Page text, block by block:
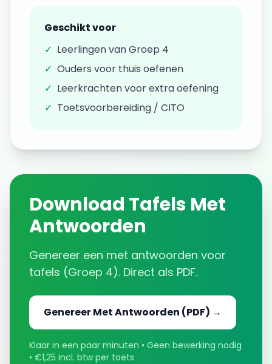
Geschikt voor
✓ Leerlingen vanGroep 4
✓ Ouders voor thuis oefenen
✓ Leerkrachten voor extra oefening
✓ Toetsvoorbereiding / CITO
Download Tafels Met
Antwoorden
Genereer een met antwoorden voor
tafels (Groep 4). Direct als PDF.
GenereerMet Antwoorden (PDF) →
Klaar in een paar minuten • Geen bewerking nodig
• €1,25 incl. btw per toets